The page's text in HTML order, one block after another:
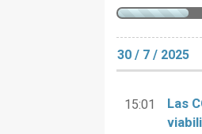
30 / 7 / 2025
15:01
Las